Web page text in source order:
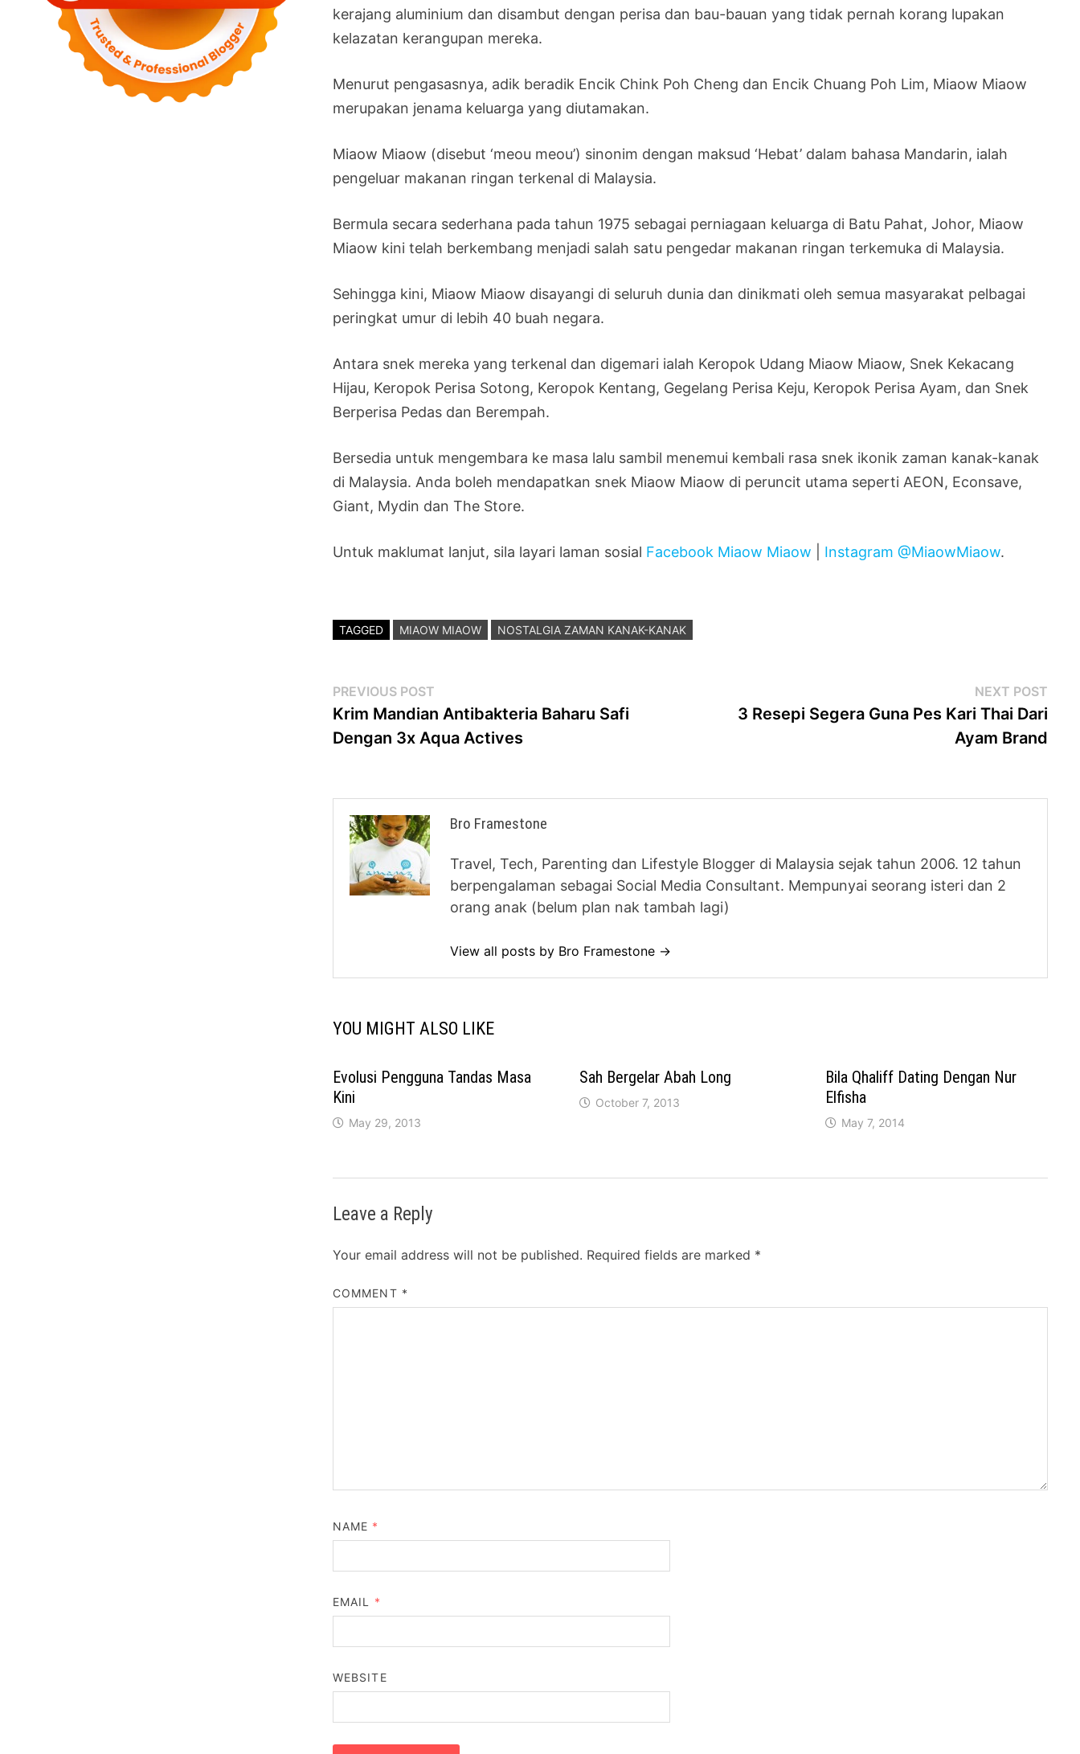
kerajang aluminium dan disambut dengan perisa dan bau-bauan yang tidak pernah korang lupakan
kelazatan kerangupan mereka.
Menurut pengasasnya, adik beradik Encik Chink Poh Cheng dan Encik Chuang Poh Lim, Miaow Miaow
merupakan jenama keluarga yang diutamakan.
Miaow Miaow (disebut ‘meou meou’) sinonim dengan maksud ‘Hebat’ dalam bahasa Mandarin, ialah
pengeluar makanan ringan terkenal di Malaysia.
Bermula secara sederhana pada tahun 1975 sebagai perniagaan keluarga di Batu Pahat, Johor, Miaow
Miaow kini telah berkembang menjadi salah satu pengedar makanan ringan terkemuka di Malaysia.
Sehingga kini, Miaow Miaow disayangi di seluruh dunia dan dinikmati oleh semua masyarakat pelbagai
peringkat umur di lebih 40 buah negara.
Antara snek mereka yang terkenal dan digemari ialah Keropok Udang Miaow Miaow, Snek Kekacang
Hijau, Keropok Perisa Sotong, Keropok Kentang, Gegelang Perisa Keju, Keropok Perisa Ayam, dan Snek
Berperisa Pedas dan Berempah.
Bersedia untuk mengembara ke masa lalu sambil menemui kembali rasa snek ikonik zaman kanak-kanak
di Malaysia. Anda boleh mendapatkan snek Miaow Miaow di peruncit utama seperti AEON, Econsave,
Giant, Mydin dan The Store.
Untuk maklumat lanjut, sila layari laman sosial Facebook Miaow Miaow Instagram @MiaowMiaow.
TAGGED MIAOW MIAOW NOSTALGIA ZAMAN KANAK-KANAK
Post
navigation
PREVIOUS POST
post:
Krim Mandian Antibakteria Baharu Safi
Dengan 3x Aqua Actives
NEXT POSTNext
3 Resepi Segera Guna Pes Kari Thai Dari
Ayam Brand
Bro Framestone
Travel, Tech, Parenting dan Lifestyle Blogger di Malaysia sejak tahun 2006. 12 tahun
berpengalaman sebagai Social Media Consultant. Mempunyai seorang isteri dan 2
orang anak (belum plan nak tambah lagi)
View all posts by Bro Framestone →
YOU MIGHT ALSO LIKE
Evolusi Pengguna Tandas Masa
Kini
May 29, 2013
Sah Bergelar Abah Long
October 7, 2013
Bila Qhaliff Dating Dengan Nur
Elfisha
May 7, 2014
Leave a Reply
Your email address will not be published. Required fields are marked *
COMMENT *
NAME *
EMAIL *
WEBSITE